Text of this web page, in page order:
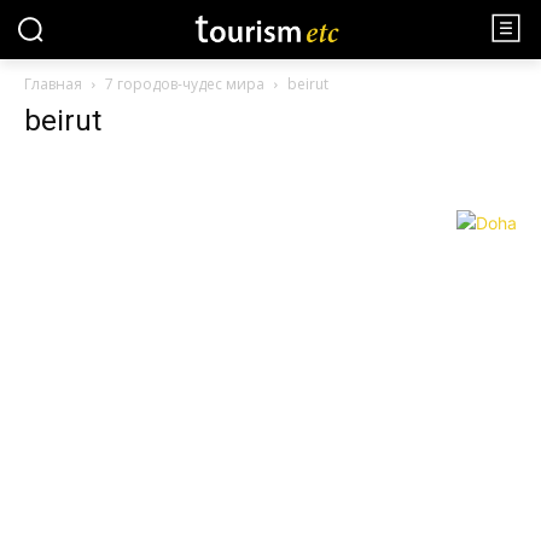
Главная 7 городов-чудес мира beirut
beirut